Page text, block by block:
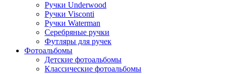
Ручки Underwood
Ручки Visconti
Ручки Waterman
Серебряные ручки
Футляры для ручек
Фотоальбомы
Детские фотоальбомы
Классические фотоальбомы